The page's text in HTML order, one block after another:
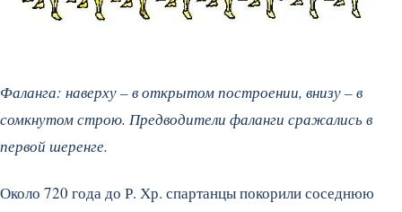
Фаланга: наверху – в открытом построении, внизу – в
сомкнутом строю. Предводители фаланги сражались в
первой шеренге.
Около 720 года до Р. Хр. спартанцы покорили соседнюю